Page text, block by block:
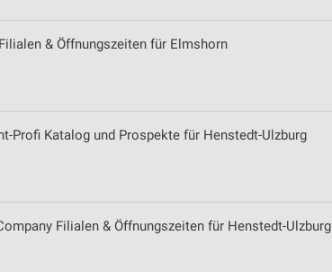
& Öffnungszeiten für Elmshorn
Profi Katalog und Prospekte für Henstedt-Ulzburg
Filialen & Öffnungszeiten für Henstedt-Ulzburg